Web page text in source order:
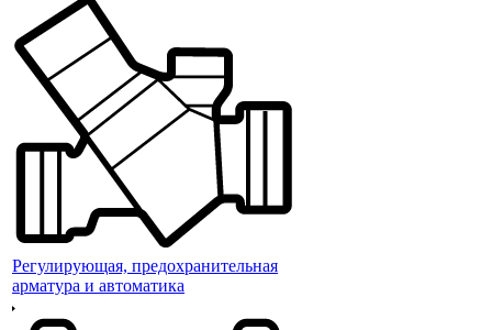
Регулирующая, предохранительная
арматура и автоматика